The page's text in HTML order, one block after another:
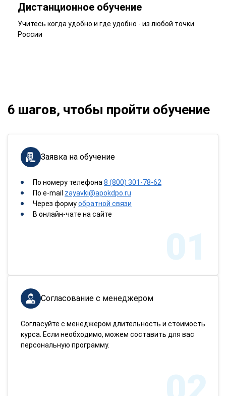
Дистанционное обучение
Учитесь когда удобно и где удобно - из любой точки
России
6 шагов, чтобы пройти обучение
Заявка на обучение
По номеру телефона 8 (800) 301-78-62
По e-mail zayavki@apokdpo.ru
Через формуобратной связи
В онлайн-чате на сайте
01
Согласование с менеджером
Согласуйте с менеджером длительность и стоимость
курса. Если необходимо, можем составить для вас
персональную программу.